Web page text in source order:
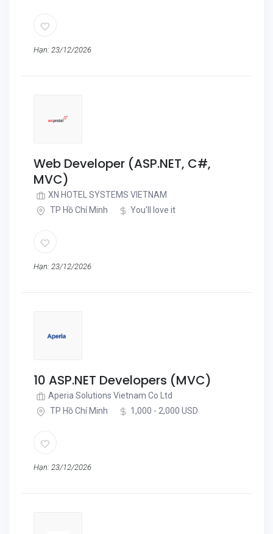
Hạn: 23/12/2026
Web Developer (ASP.NET, C#,
MVC)
XN HOTEL SYSTEMS VIETNAM
TP Hồ Chí Minh
You'll love it
Hạn: 23/12/2026
10 ASP.NET Developers (MVC)
Aperia Solutions Vietnam Co Ltd
TP Hồ Chí Minh
1,000 - 2,000 USD
Hạn: 23/12/2026